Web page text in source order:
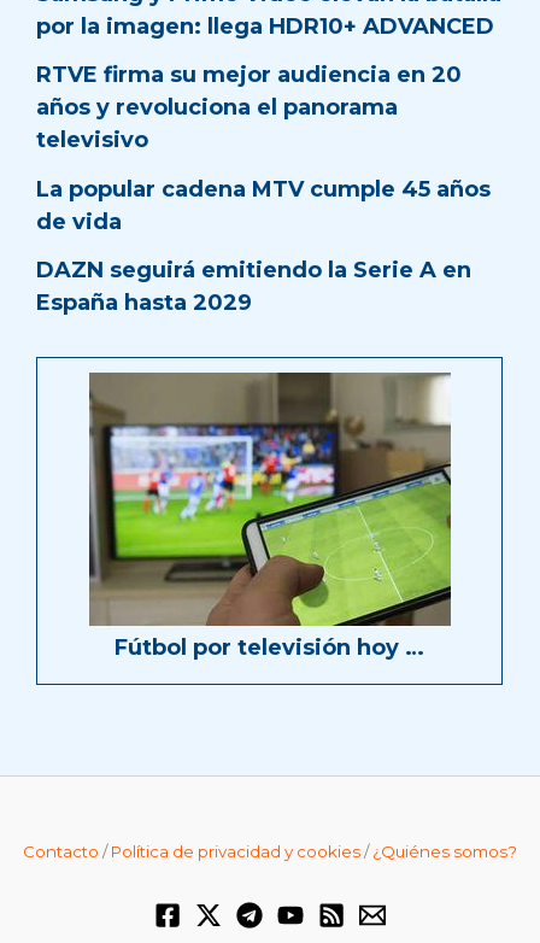
por la imagen: llega HDR10+ ADVANCED
RTVE firma su mejor audiencia en 20
años y revoluciona el panorama
televisivo
La popular cadena MTV cumple 45 años
de vida
DAZN seguirá emitiendo la Serie A en
España hasta 2029
Fútbol por televisión hoy …
Contacto /Política de privacidad y cookies/¿Quiénes somos?